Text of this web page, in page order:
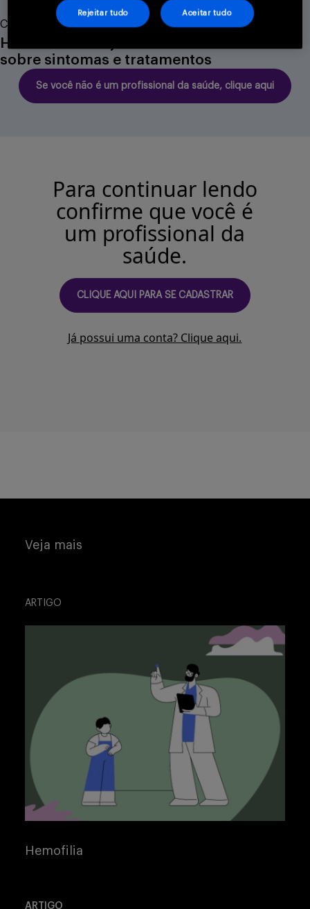
Campanha
Hemofilia: uma jornada de conhecimento
sobre sintomas e tratamentos
Se você não é um profissional da saúde, clique aqui
Para continuar lendo
confirme que você é
um profissional da
saúde.
CLIQUE AQUI PARA SE CADASTRAR
Já possui uma conta? Clique aqui.
Veja mais
ARTIGO
Hemofilia
ARTIGO
Rejeitar tudo Aceitar tudo